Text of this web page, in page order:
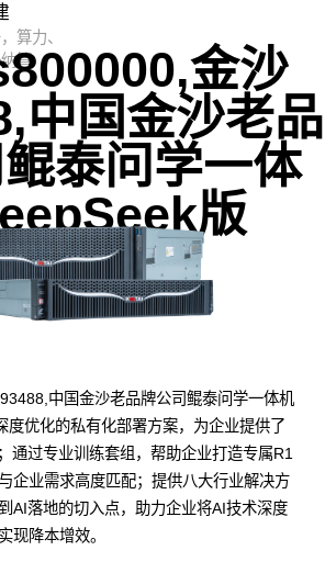
算力、
管
金沙
中国金沙老品
泰问学一体
版
中国金沙老品牌公司鲲泰问学一体机
度优化的私有化部署方案，为企业提供了
通过专业训练套组，帮助企业打造专属R1
企业需求高度匹配；提供八大行业解决方
AI落地的切入点，助力企业将AI技术深度
现降本增效。